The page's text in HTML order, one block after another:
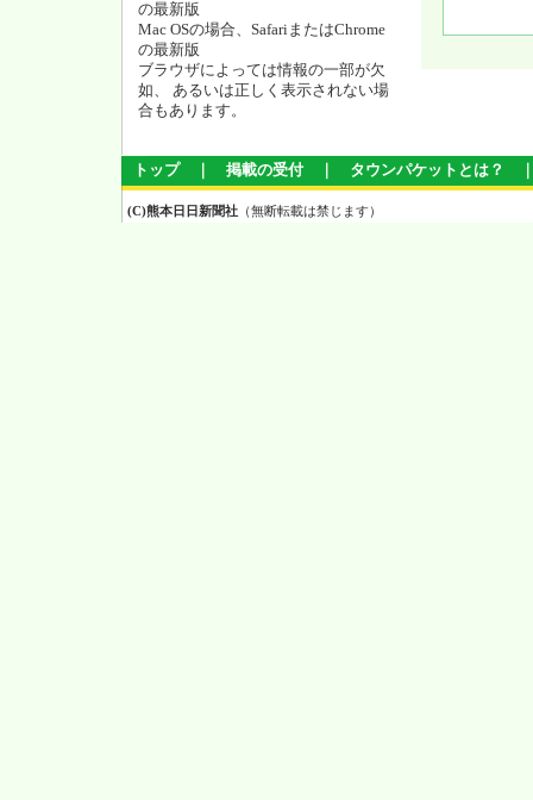
の最新版
Mac OSの場合、SafariまたはChrome
の最新版
ブラウザによっては情報の一部が欠
如、 あるいは正しく表示されない場
合もあります。
トップ｜ 掲載の受付｜ タウンパケットとは？
(C)熊本日日新聞社（無断転載は禁じます）